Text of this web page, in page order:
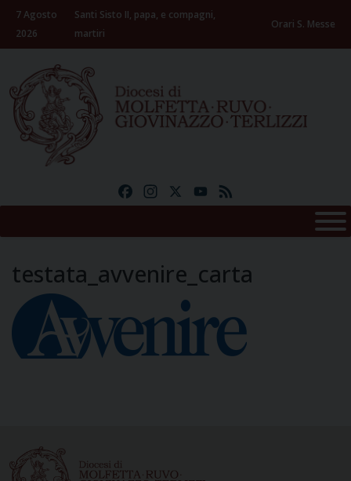
Skip
content
7 Agosto
2026
Santi Sisto II, papa, e compagni,
martiri
Orari S. Messe
FacebookInstagramYouTube
testata_avvenire_carta